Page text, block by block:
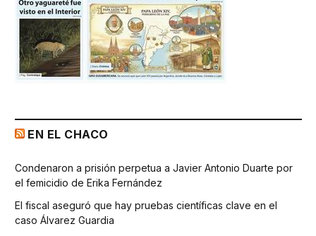
EN EL CHACO
Condenaron a prisión perpetua a Javier Antonio Duarte por
el femicidio de Erika Fernández
El fiscal aseguró que hay pruebas científicas clave en el
caso Álvarez Guardia